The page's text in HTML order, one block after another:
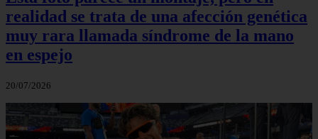
realidad se trata de una afección genética
muy rara llamada síndrome de la mano
en espejo
20/07/2026